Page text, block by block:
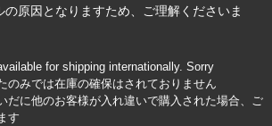
原因となりますため、ご理解くださいま
for shipping internationally. Sorry
のみでは在庫の確保はされておりません
だに他のお客様が入れ違いで購入された場合、ご
す